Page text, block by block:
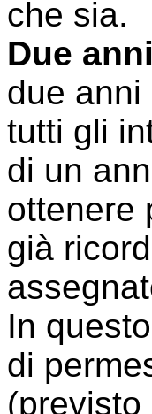
che sia.
Due
due
tutti gli
di un
ottenere
già
In
di
(previsto